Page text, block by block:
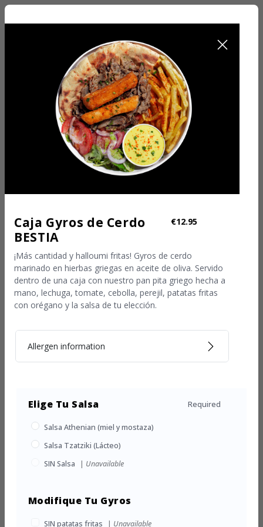
Pickup
Caja Gyros de Cerdo
BESTIA
€12.95
¡Más cantidad y halloumi fritas! Gyros de cerdo
marinado en hierbas griegas en aceite de oliva. Servido
dentro de una caja con nuestro pan pita griego hecha a
mano, lechuga, tomate, cebolla, perejil, patatas fritas
con orégano y la salsa de tu elección.
Allergen information
Elige Tu Salsa Required
Salsa Athenian (miel y mostaza)
Salsa Tzatziki (Lácteo)
SIN Salsa
| Unavailable
Modifique Tu Gyros
SIN patatas fritas | Unavailable